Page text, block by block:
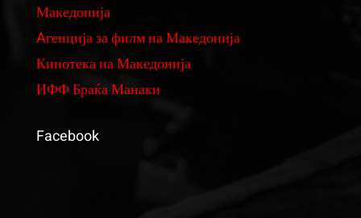
Реквизити
Филмови
Македонија
Aгенција за филм на Македонија
Кинотека на Македонија
ИФФ Браќа Манаки
Facebook